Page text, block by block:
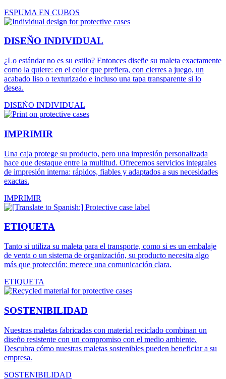
ESPUMA EN CUBOS
DISEÑO INDIVIDUAL
¿Lo estándar no es su estilo? Entonces diseñe su maleta exactamente
como la quiere: en el color que prefiera, con cierres a juego, un
acabado liso o texturizado e incluso una tapa transparente si lo
desea.
DISEÑO INDIVIDUAL
IMPRIMIR
Una caja protege su producto, pero una impresión personalizada
hace que destaque entre la multitud. Ofrecemos servicios integrales
de impresión interna: rápidos, fiables y adaptados a sus necesidades
exactas.
IMPRIMIR
ETIQUETA
Tanto si utiliza su maleta para el transporte, como si es un embalaje
de venta o un sistema de organización, su producto necesita algo
más que protección: merece una comunicación clara.
ETIQUETA
SOSTENIBILIDAD
Nuestras maletas fabricadas con material reciclado combinan un
diseño resistente con un compromiso con el medio ambiente.
Descubra cómo nuestras maletas sostenibles pueden beneficiar a su
empresa.
SOSTENIBILIDAD